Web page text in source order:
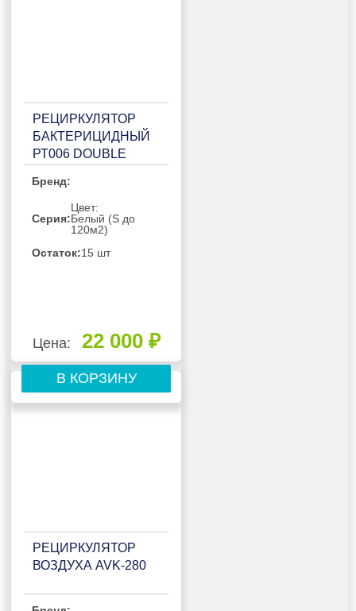
РЕЦИРКУЛЯТОР
БАКТЕРИЦИДНЫЙ
РТ006 DOUBLE
Бренд:
Серия:
Цвет:
Белый (S до
120м2)
Остаток:15 шт
Цена: 22 000 ₽
В КОРЗИНУ
РЕЦИРКУЛЯТОР
ВОЗДУХА AVK-280